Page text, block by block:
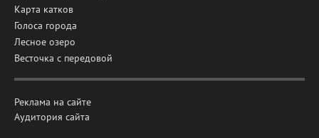
Карта катков
Голоса города
Лесное озеро
Весточка с передовой
Реклама на сайте
Аудитория сайта